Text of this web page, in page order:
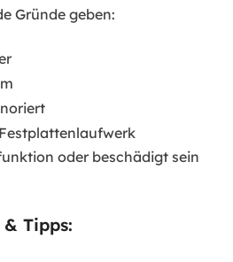
Gründe geben:
oder beschädigt sein
Tipps: